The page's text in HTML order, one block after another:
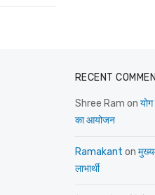
RECENT
Shree Ram on
का आयोजन
Ramakant on
लाभार्थी